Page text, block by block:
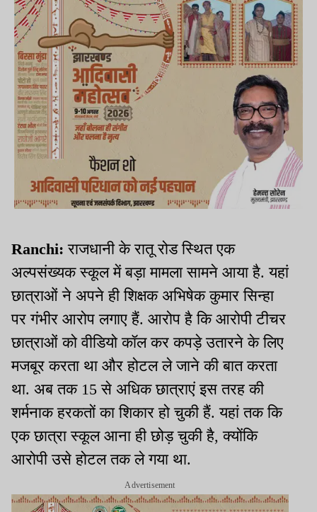
Ranchi: राजधानी के रातू रोड स्थित एक
अल्पसंख्यक स्कूल में बड़ा मामला सामने आया है. यहां
छात्राओं ने अपने ही शिक्षक अभिषेक कुमार सिन्हा
पर गंभीर आरोप लगाए हैं. आरोप है कि आरोपी टीचर
छात्राओं को वीडियो कॉल कर कपड़े उतारने के लिए
मजबूर करता था और होटल ले जाने की बात करता
था. अब तक 15 से अधिक छात्राएं इस तरह की
शर्मनाक हरकतों का शिकार हो चुकी हैं. यहां तक कि
एक छात्रा स्कूल आना ही छोड़ चुकी है, क्योंकि
आरोपी उसे होटल तक ले गया था.
Advertisement